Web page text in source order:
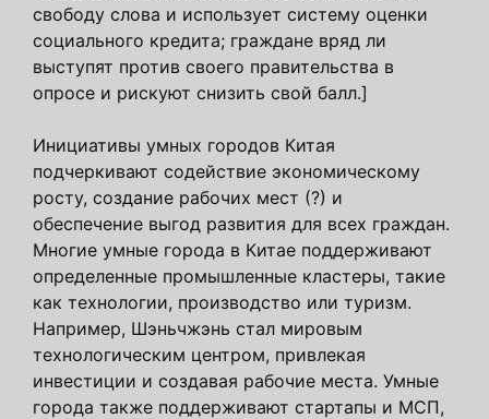
свободу слова и использует систему оценки
социального кредита; граждане вряд ли
выступят против своего правительства в
опросе и рискуют снизить свой балл.]
Инициативы умных городов Китая
подчеркивают содействие экономическому
росту, создание рабочих мест (?) и
обеспечение выгод развития для всех граждан.
Многие умные города в Китае поддерживают
определенные промышленные кластеры, такие
как технологии, производство или туризм.
Например, Шэньчжэнь стал мировым
технологическим центром, привлекая
инвестиции и создавая рабочие места. Умные
города также поддерживают стартапы и МСП,